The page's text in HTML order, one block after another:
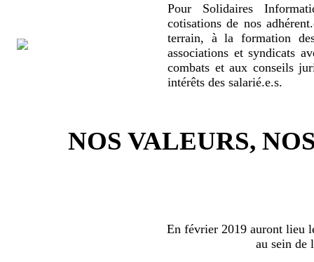
Pour Solidaires
cotisations de nos
terrain, à la formation
associations et syndicats
combats et aux conseils
intérêts des salarié.e.s.
NOS VALEURS,
En février 2019 auront lieu
au sein de